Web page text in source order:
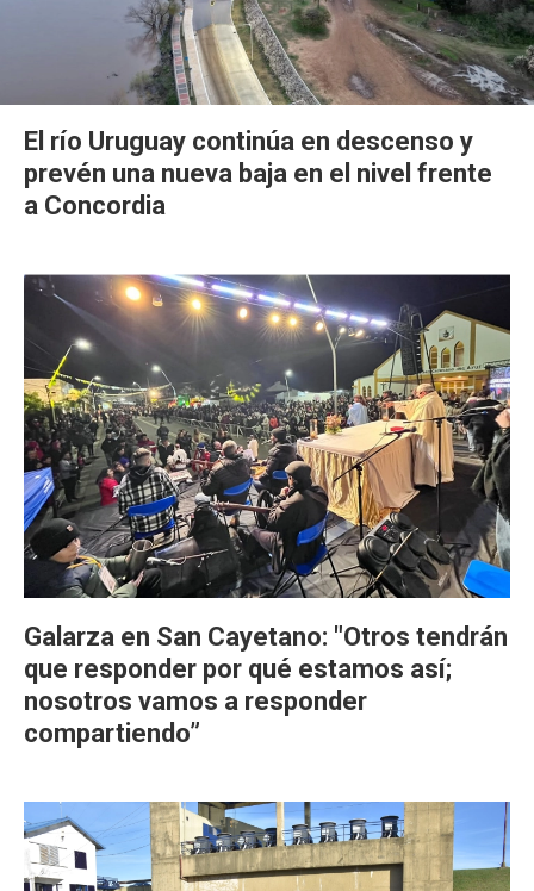
El río Uruguay continúa en descenso y
prevén una nueva baja en el nivel frente
a Concordia
Galarza en San Cayetano: "Otros tendrán
que responder por qué estamos así;
nosotros vamos a responder
compartiendo”